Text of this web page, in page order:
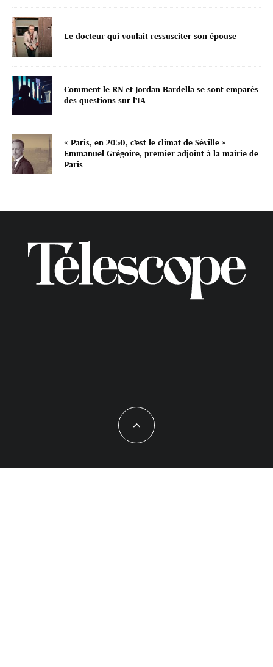
Le docteur qui voulait ressusciter son épouse
Comment le RN et Jordan Bardella se sont emparés
des questions sur l’IA
« Paris, en 2050, c’est le climat de Séville »
Emmanuel Grégoire, premier adjoint à la mairie de
Paris